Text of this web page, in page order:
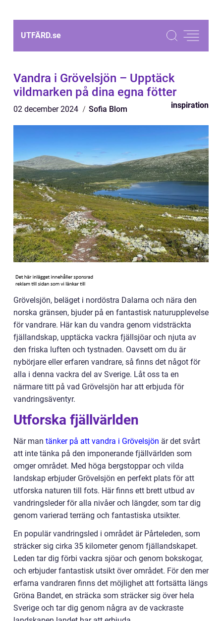
UTFÄRD.se
Vandra i Grövelsjön – Upptäck
vildmarken på dina egna fötter
02 december 2024 Sofia Blom inspiration
Grövelsjön, beläget i nordöstra Dalarna och nära den
norska gränsen, bjuder på en fantastisk naturupplevelse
för vandrare. Här kan du vandra genom vidsträckta
fjällandskap, upptäcka vackra fjällsjöar och njuta av
den friska luften och tystnaden. Oavsett om du är
nybörjare eller erfaren vandrare, så finns det något för
alla i denna vackra del av Sverige. Låt oss ta en
närmare titt på vad Grövelsjön har att erbjuda för
vandringsäventyr.
Utforska fjällvärlden
När man tänker på att vandra i Grövelsjön är det svårt
att inte tänka på den imponerande fjällvärlden som
omger området. Med höga bergstoppar och vilda
landskap erbjuder Grövelsjön en perfekt plats för att
utforska naturen till fots. Här finns ett brett utbud av
vandringsleder för alla nivåer och längder, som tar dig
genom varierad terräng och fantastiska utsikter.
En populär vandringsled i området är Pårteleden, som
sträcker sig cirka 35 kilometer genom fjällandskapet.
Leden tar dig förbi vackra sjöar och genom bokskogar,
och erbjuder fantastisk utsikt över området. För den mer
erfarna vandraren finns det möjlighet att fortsätta längs
Gröna Bandet, en sträcka som sträcker sig över hela
Sverige och tar dig genom några av de vackraste